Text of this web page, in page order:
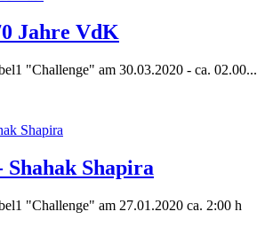
Jahre VdK
"Challenge" am 30.03.2020 - ca. 02.00...
Shahak Shapira
"Challenge" am 27.01.2020 ca. 2:00 h